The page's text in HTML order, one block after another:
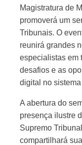
Magistratura de
promoverá um
Tribunais. O
reunirá grandes
especialistas em
desafios e as
digital no
A abertura do
presença ilustre
Supremo
compartilhará